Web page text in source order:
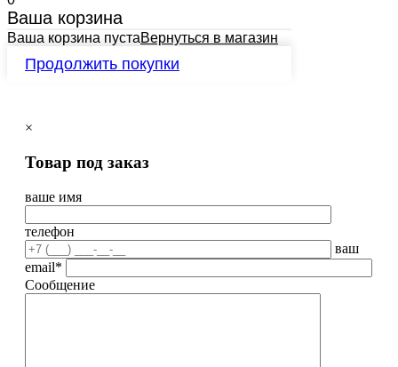
Ваша корзина
Ваша корзина пустаВернуться в магазин
Продолжить покупки
×
Товар под заказ
ваше имя
телефон
ваш
email*
Сообщение